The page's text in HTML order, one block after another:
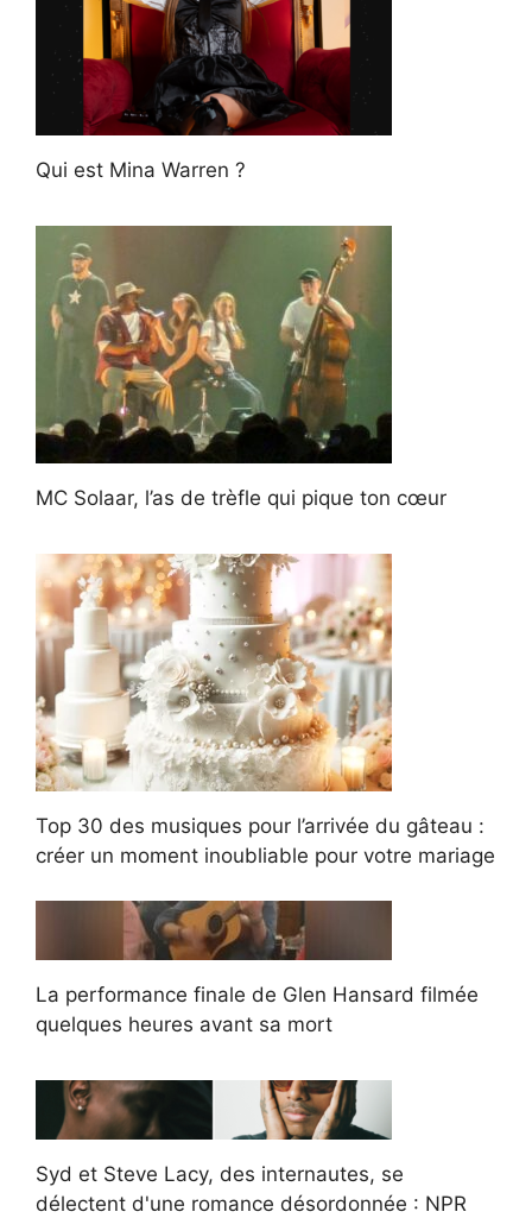
Qui est Mina Warren ?
MC Solaar, l’as de trèfle qui pique ton cœur
Top 30 des musiques pour l’arrivée du gâteau :
créer un moment inoubliable pour votre mariage
La performance finale de Glen Hansard filmée
quelques heures avant sa mort
Syd et Steve Lacy, des internautes, se
délectent d'une romance désordonnée : NPR